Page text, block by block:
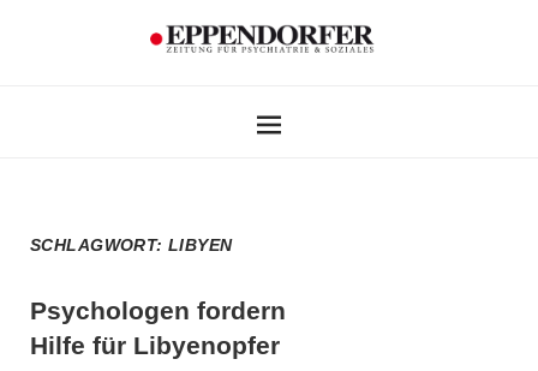
SCHLAGWORT:LIBYEN
Psychologen fordern
Hilfe für Libyenopfer